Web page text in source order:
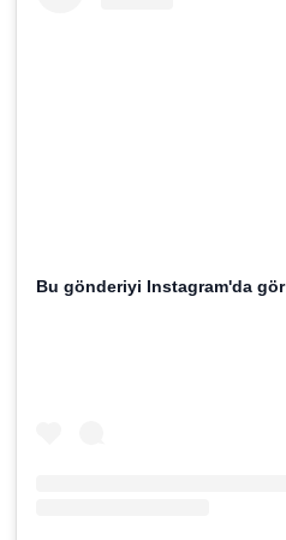
Bu gönderiyi Instagram'da gör